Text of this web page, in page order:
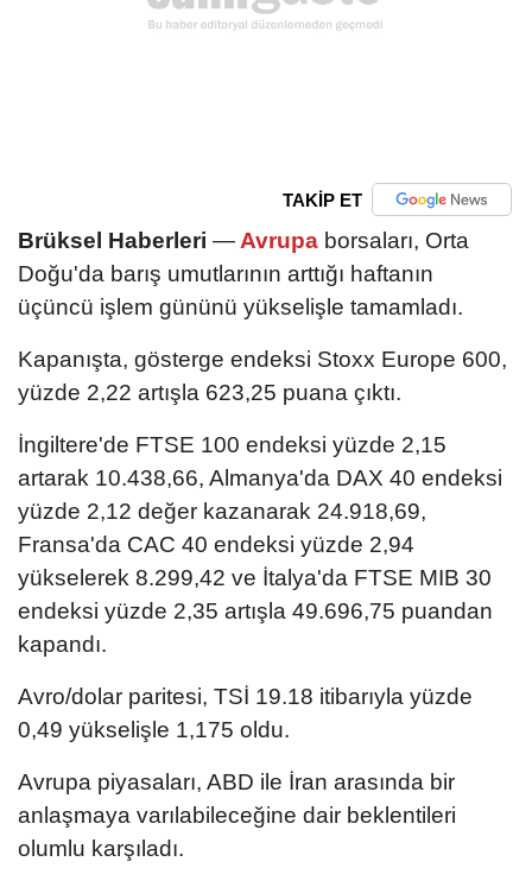
TAKİP ET
Brüksel Haberleri —Avrupa borsaları, Orta
Doğu'da barış umutlarının arttığı haftanın
üçüncü işlem gününü yükselişle tamamladı.
Kapanışta, gösterge endeksi Stoxx Europe 600,
yüzde 2,22 artışla 623,25 puana çıktı.
İngiltere'de FTSE 100 endeksi yüzde 2,15
artarak 10.438,66, Almanya'da DAX 40 endeksi
yüzde 2,12 değer kazanarak 24.918,69,
Fransa'da CAC 40 endeksi yüzde 2,94
yükselerek 8.299,42 ve İtalya'da FTSE MIB 30
endeksi yüzde 2,35 artışla 49.696,75 puandan
kapandı.
Avro/dolar paritesi, TSİ 19.18 itibarıyla yüzde
0,49 yükselişle 1,175 oldu.
Avrupa piyasaları, ABD ile İran arasında bir
anlaşmaya varılabileceğine dair beklentileri
olumlu karşıladı.